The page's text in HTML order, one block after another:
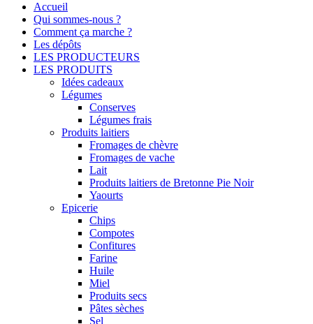
Accueil
Qui sommes-nous ?
Comment ça marche ?
Les dépôts
LES PRODUCTEURS
LES PRODUITS
Idées cadeaux
Légumes
Conserves
Légumes frais
Produits laitiers
Fromages de chèvre
Fromages de vache
Lait
Produits laitiers de Bretonne Pie Noir
Yaourts
Epicerie
Chips
Compotes
Confitures
Farine
Huile
Miel
Produits secs
Pâtes sèches
Sel